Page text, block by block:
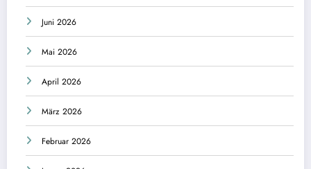
Juni 2026
Mai 2026
April 2026
März 2026
Februar 2026